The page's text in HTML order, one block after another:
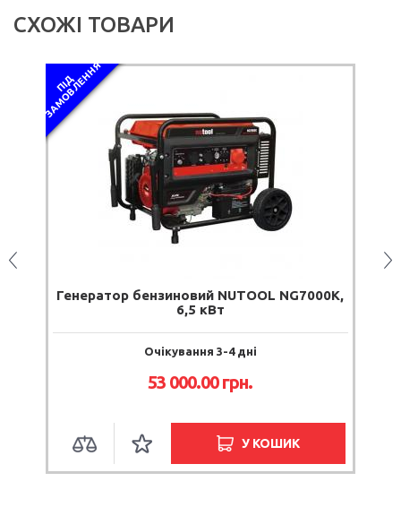
СХОЖІ ТОВАРИ
П
І
Д
З
А
М
О
В
Л
Е
Н
Н
Я
Генератор бензиновий NUTOOL NG7000К,
6,5 кВт
Очікування 3-4 дні
53 000.00 грн.
У КОШИК